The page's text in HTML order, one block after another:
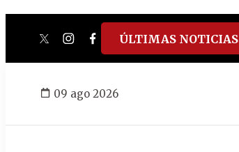
twitterinstagram
facebook
tiktokyoutube
spotify
ÚLTIMAS NOTICIAS
09 ago 2026